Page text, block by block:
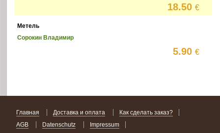
18.50€
Метель
Сорокин Владимир
5.90€
Главная Доставка и оплата
Как сделать заказ?
AGB
Datenschutz Impressum